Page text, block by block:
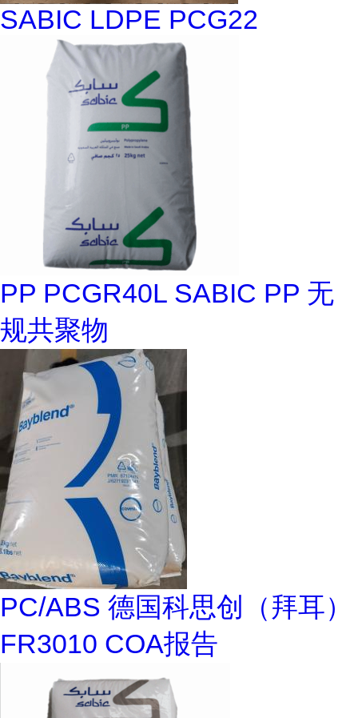
SABIC LDPE PCG22
PP PCGR40L SABIC PP 无
规共聚物
PC/ABS 德国科思创（拜耳）
FR3010 COA报告